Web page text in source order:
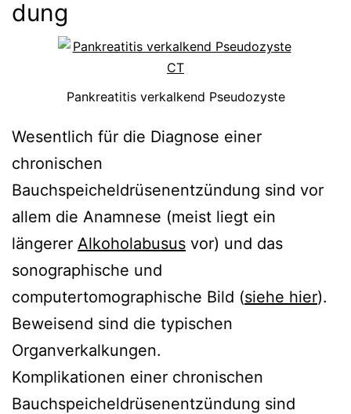
dung
Pankreatitis verkalkend Pseudozyste
Wesentlich für die Diagnose einer
chronischen
Bauchspeicheldrüsenentzündung sind vor
allem die Anamnese (meist liegt ein
längerer Alkoholabusus vor) und das
sonographische und
computertomographische Bild (siehe hier).
Beweisend sind die typischen
Organverkalkungen.
Komplikationen einer chronischen
Bauchspeicheldrüsenentzündung sind